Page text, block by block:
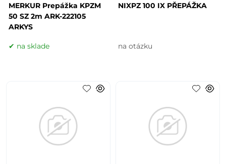
MERKUR Prepážka KPZM
50 SZ 2m ARK-222105
ARKYS
na sklade
NIXPZ 100 IX PŘEPÁŽKA
na otázku